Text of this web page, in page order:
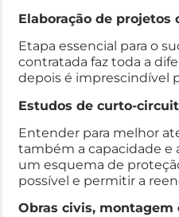
Elaboração de
Etapa essencial para o
contratada faz toda a
depois é imprescindível
Estudos de curto-
Entender para melhor
também a capacidade e
um esquema de
possível e permitir a
Obras civis,